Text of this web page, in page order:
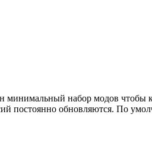
минимальный набор модов
постоянно обновляются. По